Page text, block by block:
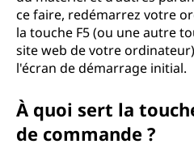
ce faire, redémarrez votre
la touche F5 (ou une autre
site web de votre
l'écran de démarrage initial.
À quoi sert la
de commande ?